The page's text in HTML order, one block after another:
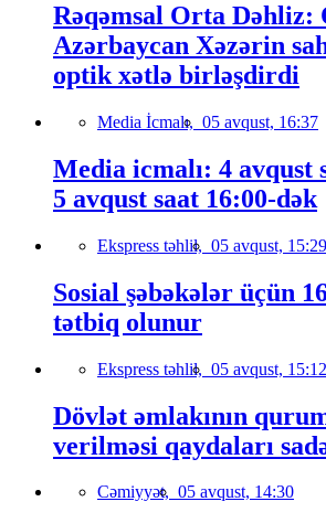
Rəqəmsal Orta Dəhliz:
Azərbaycan Xəzərin
optik xətlə birləşdirdi
Media İcmalı, 05 avqust, 16:37
Media icmalı: 4 avqust
5 avqust saat 16:00-dək
Ekspress təhlil, 05 avqust, 15:29
Sosial şəbəkələr üçün
tətbiq olunur
Ekspress təhlil, 05 avqust, 15:12
Dövlət əmlakının
verilməsi qaydaları
Cəmiyyət, 05 avqust, 14:30